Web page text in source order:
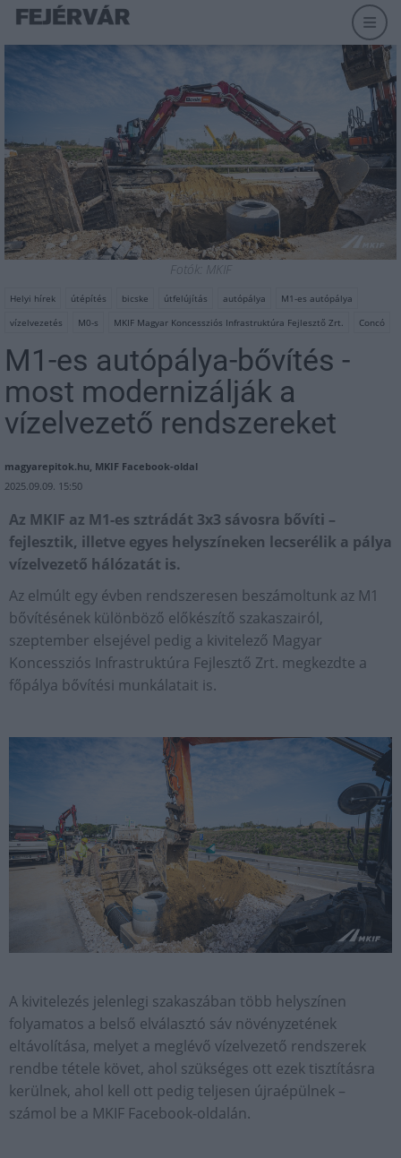
Fotók: MKIF
Helyi hírek útépítés bicske útfelújítás autópálya
M1-es autópálya
vízelvezetés
M0-s MKIF Magyar Koncessziós Infrastruktúra Fejlesztő Zrt. Concó
M1-es autópálya-bővítés -
most modernizálják a
vízelvezető rendszereket
magyarepitok.hu, MKIF Facebook-oldal
2025.09.09. 15:50
Az MKIF az M1-es sztrádát 3x3 sávosra bővíti –
fejlesztik, illetve egyes helyszíneken lecserélik a pálya
vízelvezető hálózatát is.
Az elmúlt egy évben rendszeresen beszámoltunk az M1
bővítésének különböző előkészítő szakaszairól,
szeptember elsejével pedig a kivitelező Magyar
Koncessziós Infrastruktúra Fejlesztő Zrt. megkezdte a
főpálya bővítési munkálatait is.
A kivitelezés jelenlegi szakaszában több helyszínen
folyamatos a belső elválasztó sáv növényzetének
eltávolítása, melyet a meglévő vízelvezető rendszerek
rendbe tétele követ, ahol szükséges ott ezek tisztításra
kerülnek, ahol kell ott pedig teljesen újraépülnek –
számol be a MKIF Facebook-oldalán.